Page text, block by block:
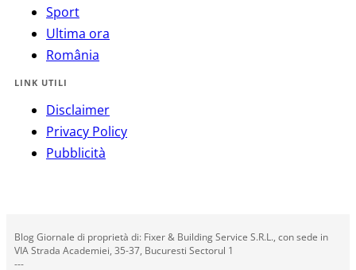
Sport
Ultima ora
România
LINK UTILI
Disclaimer
Privacy Policy
Pubblicità
Blog Giornale di proprietà di: Fixer & Building Service S.R.L., con sede in
VIA Strada Academiei, 35-37, Bucuresti Sectorul 1
---